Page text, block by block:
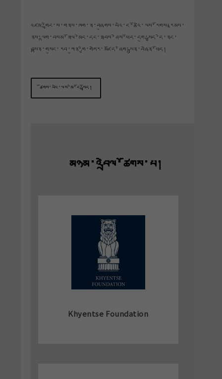
འཛམ་གླིང་ས་གནས་ཁག་ན་བཞུགས་པའི་ང་ཚོའི་ལས་རོགས་རྣམས་
ནས་ལྷག་བསམ་ཟོལ་མེད་དང་ཐབས་ཤེས་ཡོད་དགུ་སྤྱད་དེ་ནང་
བསྟན་གསུང་རབ་ཀུན་གྱི་གཏེར་མཛོད་ཞིག་སྐྲུན་བཞིན་ཡོད།
ཚོགས་པའི་ལས་མི་ངོ་སྤྲོད།
མཉམ་འབྲེལ་ཚོགས་པ།
Khyentse Foundation